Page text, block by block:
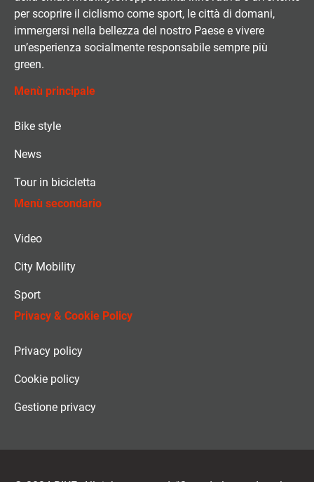
per scoprire il ciclismo come sport, le città di domani,
immergersi nella bellezza del nostro Paese e vivere
un’esperienza socialmente responsabile sempre più
green.
Menù principale
Bike style
News
Tour in bicicletta
Menù secondario
Video
City Mobility
Sport
Privacy & Cookie Policy
Privacy policy
Cookie policy
Gestione privacy